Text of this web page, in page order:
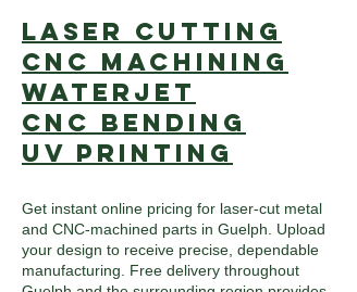
Laser cutting
CNC Machining
Waterjet
CNC Bending
UV Printing
Get instant online pricing for laser-cut metal
and CNC-machined parts in Guelph. Upload
your design to receive precise, dependable
manufacturing. Free delivery throughout